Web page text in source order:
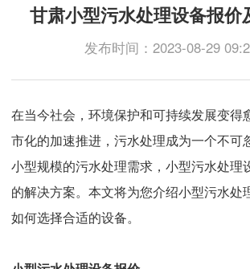
甘肃小型污水处理设备报价
发布时间：2023-08-29
在当今社会，环境保护和可持续发展变得
市化的加速推进，污水处理成为一个不可
小型规模的污水处理需求，小型污水处理
的解决方案。本文将为您介绍小型污水处
如何选择合适的设备。